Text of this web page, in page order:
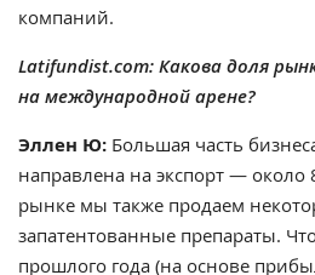
компаний.
Latifundist.com: Какова доля
на международной арене?
Эллен Ю: Большая часть
направлена на экспорт — около
рынке мы также продаем
запатентованные препараты.
прошлого года (на основе